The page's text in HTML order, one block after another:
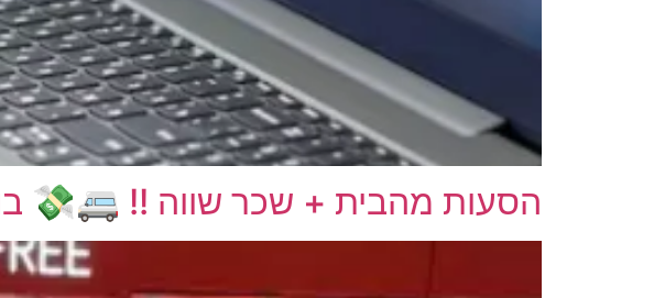
הסעות מהבית + שכר שווה !! 🚐💸